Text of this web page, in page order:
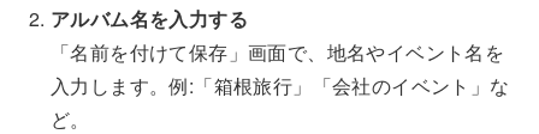
アルバム名を入力する
「名前を付けて保存」画面で、地名やイベント名を
入力します。例:「箱根旅行」「会社のイベント」な
ど。